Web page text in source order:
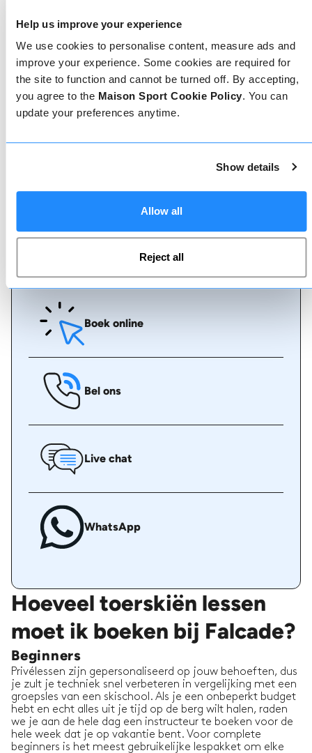
Help us improve your experience
We use cookies to personalise content, measure ads and
improve your experience. Some cookies are required for
the site to function and cannot be turned off. By accepting,
you agree to the Maison Sport Cookie Policy. You can
update your preferences anytime.
Show details
Allow all
Reject all
Geverifieerde reviews
Meer dan 90% van onze reviews zijn 5 sterren. Lees
de geverifieerde reviews over onze leraren om de
Boeken bij ons kan niet eenvoudiger, ons
je te helpen - boek direct online of praat met ons
Boek online
Bel ons
Live chat
WhatsApp
Hoeveel toerskiën lessen
moet ik boeken bij Falcade?
Beginners
Privélessen zijn gepersonaliseerd op jouw behoeften, dus
je zult je techniek snel verbeteren in vergelijking met een
groepsles van een skischool. Als je een onbeperkt budget
hebt en echt alles uit je tijd op de berg wilt halen, raden
we je aan de hele dag een instructeur te boeken voor de
hele week dat je op vakantie bent. Voor complete
beginners is het meest gebruikelijke lespakket om elke